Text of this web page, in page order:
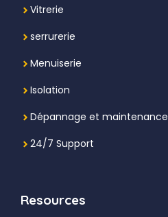
Vitrerie
serrurerie
Menuiserie
Isolation
Dépannage et maintenance
24/7 Support
Resources